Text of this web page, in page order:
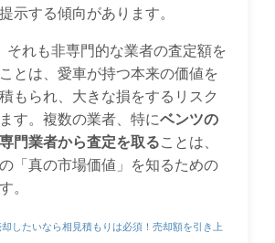
示する傾向があります。
それも非専門的な業者の査定額を
とは、愛車が持つ本来の価値を
もられ、大きな損をするリスク
す。複数の業者、特にベンツの
門業者から査定を取ることは、
「真の市場価値」を知るための
。
したいなら相見積もりは必須！売却額を引き上